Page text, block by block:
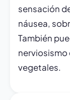
sensación
náusea,
También
nerviosismo
vegetales.